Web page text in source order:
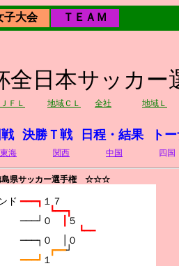
子大会 ＴＥＡＭ
全日本サッカー
ＪＦＬ 地域ＣＬ 全社 地域Ｌ
決勝Ｔ戦 日程・結果 ト
東海 関西 中国 四国
県サッカー選手権 ☆☆☆
ド ━━━┓ １７
┗━━┓
───┘０
５
┗━━
───┐０　│０
┏━━┘
━━━┛ １